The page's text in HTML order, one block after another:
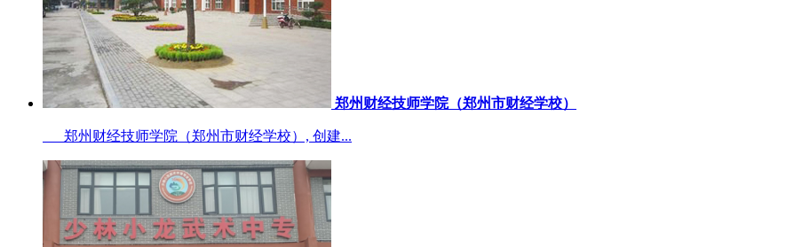
郑州财经技师学院（郑州市财经学校）
郑州财经技师学院（郑州市财经学校）, 创建...